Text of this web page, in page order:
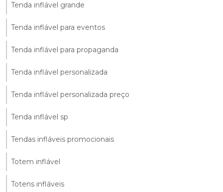
Tenda inflável grande
Tenda inflável para eventos
Tenda inflável para propaganda
Tenda inflável personalizada
Tenda inflável personalizada preço
Tenda inflável sp
Tendas infláveis promocionais
Totem inflável
Totens infláveis